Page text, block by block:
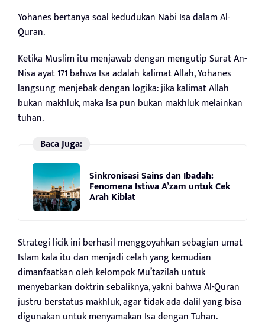
Yohanes bertanya soal kedudukan Nabi Isa dalam Al-
Quran.
Ketika Muslim itu menjawab dengan mengutip Surat An-
Nisa ayat 171 bahwa Isa adalah kalimat Allah, Yohanes
langsung menjebak dengan logika: jika kalimat Allah
bukan makhluk, maka Isa pun bukan makhluk melainkan
tuhan.
Baca Juga:
Sinkronisasi Sains dan Ibadah:
Fenomena Istiwa A’zam untuk Cek
Arah Kiblat
Strategi licik ini berhasil menggoyahkan sebagian umat
Islam kala itu dan menjadi celah yang kemudian
dimanfaatkan oleh kelompok Mu’tazilah untuk
menyebarkan doktrin sebaliknya, yakni bahwa Al-Quran
justru berstatus makhluk, agar tidak ada dalil yang bisa
digunakan untuk menyamakan Isa dengan Tuhan.